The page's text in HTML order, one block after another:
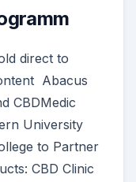
direct to
Abacus
CBDMedic
University
to Partner
CBD Clinic